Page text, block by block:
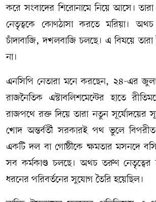
করে সংবাদের শিরোনামে নিয়ে আসে।
নেতৃত্বকে কোণঠাসা করতে মরিয়া। অথচ
চাঁদাবাজি, দখলবাজি চলছে। এ বিষয়ে
না।
এনসিপি নেতারা মনে করছেন, ২৪-এর
রাজনৈতিক এস্টাবলিশমেন্টের হাতে
রাজপথে রক্ত দিয়ে তারা নতুন সূর্যোদয়ের
খোদ অন্তর্বর্তী সরকারই পথ ভুলে
একটি দল বা গোষ্ঠীকে ক্ষমতার মসনদে
সব কর্মকাণ্ড চলছে। অথচ তরুণ
ধরনের পরিবর্তনের সুযোগ তৈরি হয়েছিল।